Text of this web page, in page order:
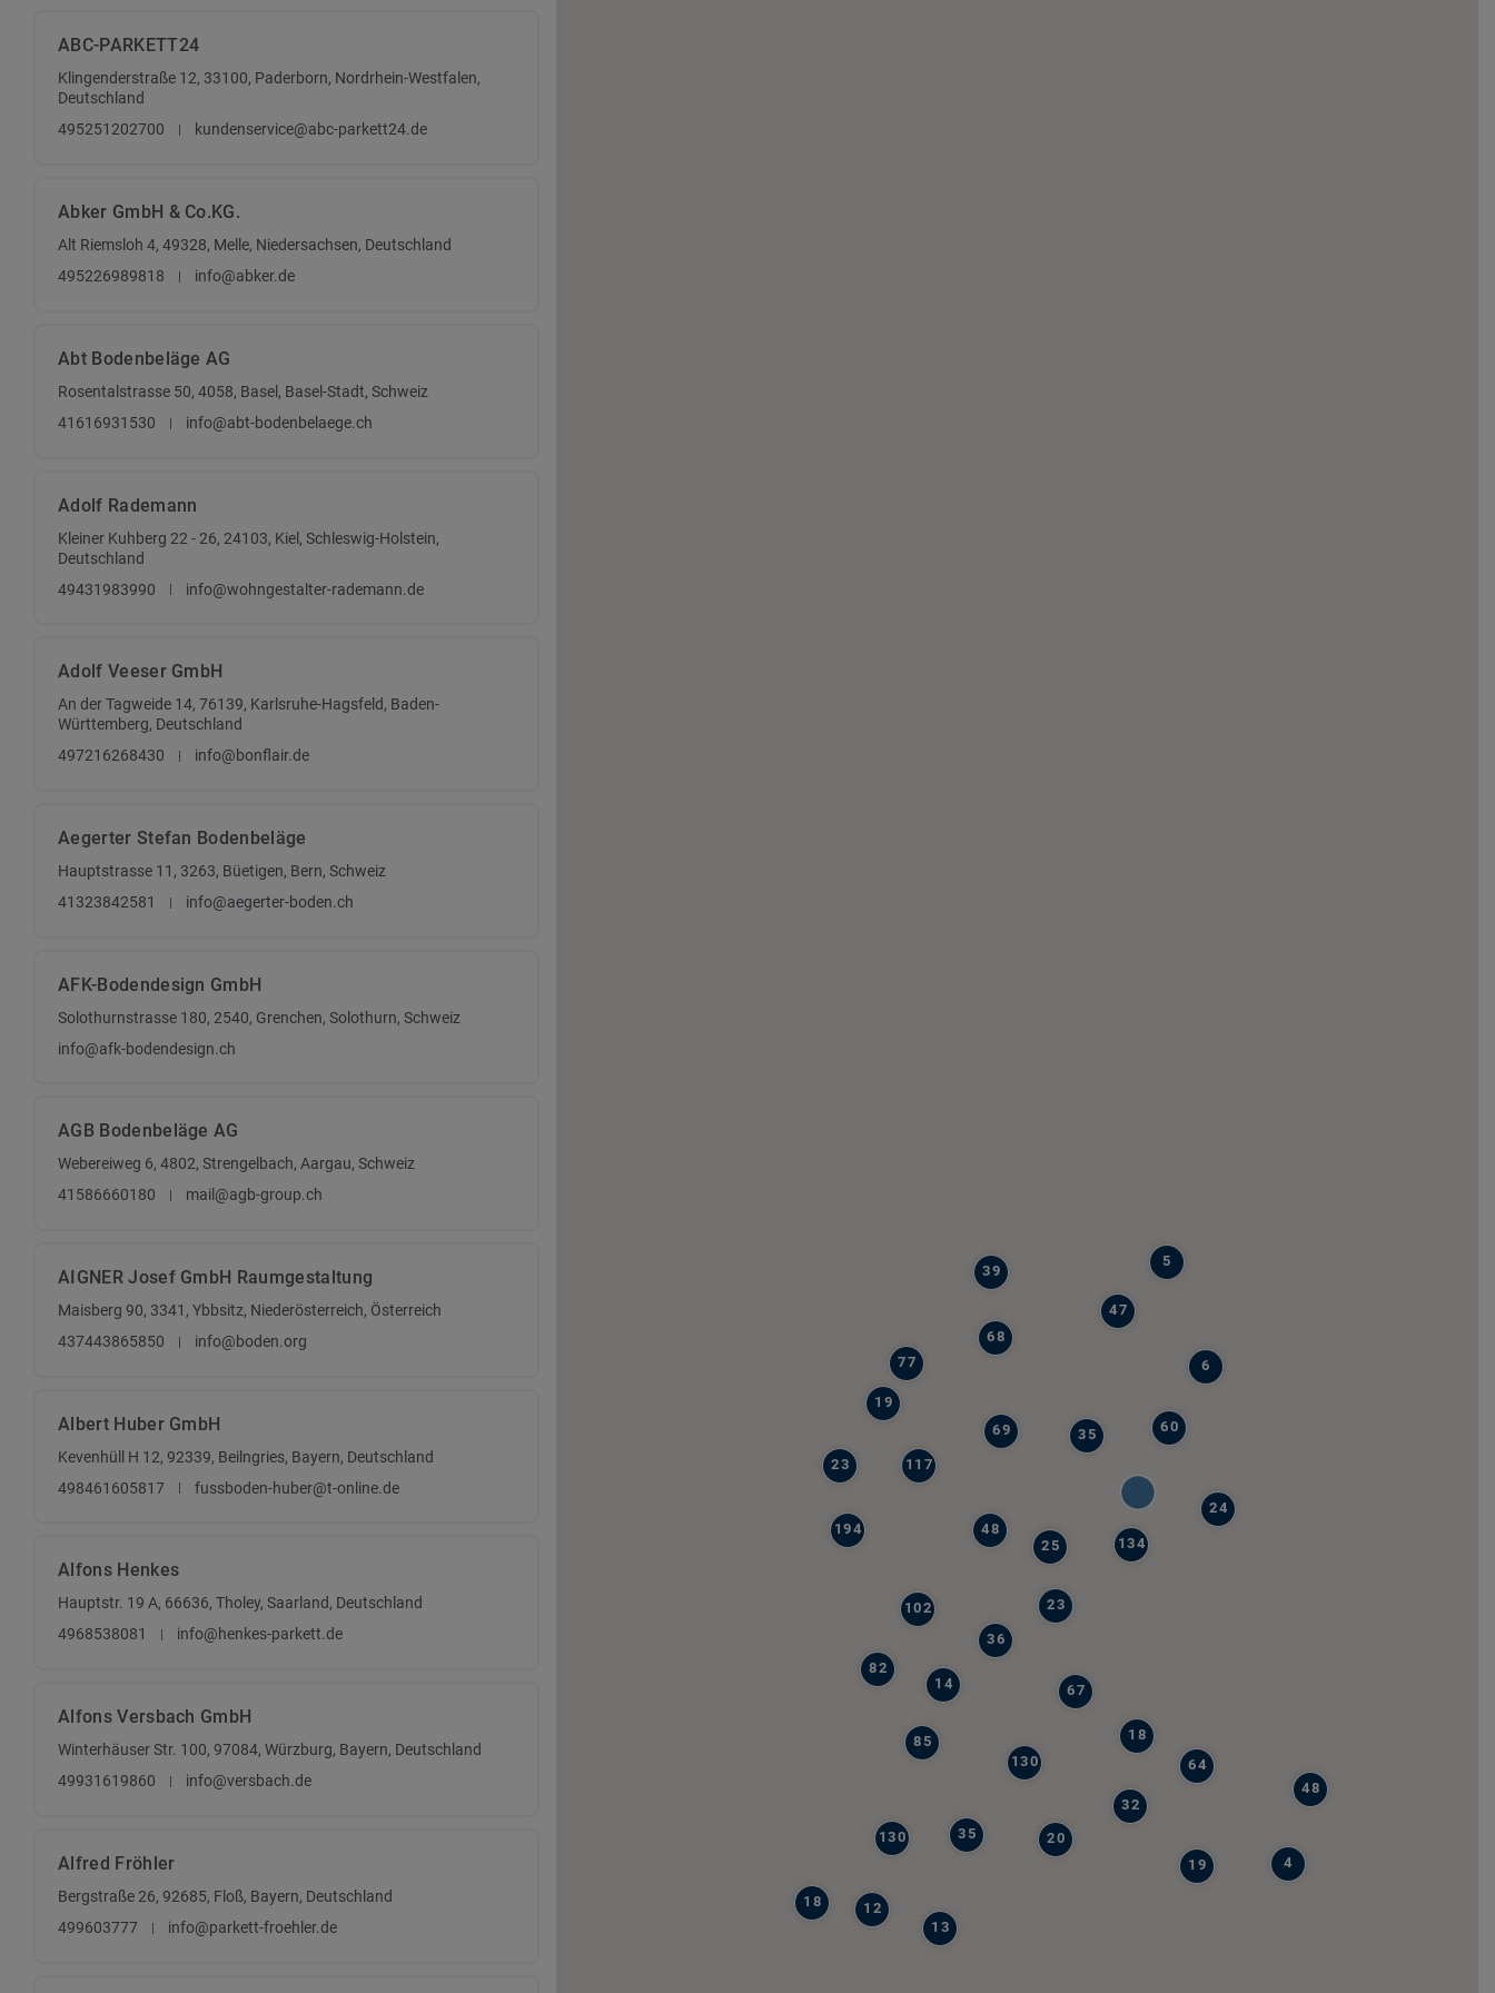
ABC-PARKETT24
Klingenderstraße 12, 33100, Paderborn, Nordrhein-Westfalen,
Deutschland
495251202700
kundenservice@abc-parkett24.de
Abker GmbH & Co.KG.
Alt Riemsloh 4, 49328, Melle, Niedersachsen, Deutschland
495226989818
info@abker.de
Abt Bodenbeläge AG
Rosentalstrasse 50, 4058, Basel, Basel-Stadt, Schweiz
41616931530
info@abt-bodenbelaege.ch
Adolf Rademann
Kleiner Kuhberg 22 - 26, 24103, Kiel, Schleswig-Holstein,
Deutschland
49431983990
info@wohngestalter-rademann.de
Adolf Veeser GmbH
An der Tagweide 14, 76139, Karlsruhe-Hagsfeld, Baden-
Württemberg, Deutschland
497216268430
info@bonflair.de
Aegerter Stefan Bodenbeläge
Hauptstrasse 11, 3263, Büetigen, Bern, Schweiz
41323842581
info@aegerter-boden.ch
AFK-Bodendesign GmbH
Solothurnstrasse 180, 2540, Grenchen, Solothurn, Schweiz
info@afk-bodendesign.ch
AGB Bodenbeläge AG
Webereiweg 6, 4802, Strengelbach, Aargau, Schweiz
41586660180
mail@agb-group.ch
AIGNER Josef GmbH Raumgestaltung
Maisberg 90, 3341, Ybbsitz, Niederösterreich, Österreich
437443865850
info@boden.org
Albert Huber GmbH
Kevenhüll H 12, 92339, Beilngries, Bayern, Deutschland
498461605817
fussboden-huber@t-online.de
Alfons Henkes
Hauptstr. 19 A, 66636, Tholey, Saarland, Deutschland
4968538081
info@henkes-parkett.de
Alfons Versbach GmbH
Winterhäuser Str. 100, 97084, Würzburg, Bayern, Deutschland
49931619860
info@versbach.de
Alfred Fröhler
Bergstraße 26, 92685, Floß, Bayern, Deutschland
499603777
info@parkett-froehler.de
48
85
194
77
117
130
39
64
67
82
36
130
69
134
23
68
35
35
102
19
23
47
19
48
14
60
12
18
32
13
20
24
6
25
5
4
18